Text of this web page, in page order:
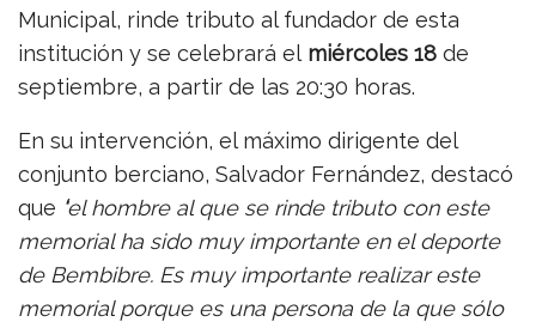
Municipal, rinde tributo al fundador de esta
institución y se celebrará el miércoles 18 de
septiembre, a partir de las 20:30 horas.
En su intervención, el máximo dirigente del
conjunto berciano, Salvador Fernández, destacó
que ‘el hombre al que se rinde tributo con este
memorial ha sido muy importante en el deporte
de Bembibre. Es muy importante realizar este
memorial porque es una persona de la que sólo